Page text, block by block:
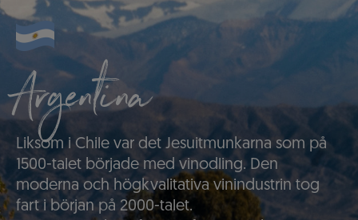
Argentina
Liksom i Chile var det Jesuitmunkarna som på
1500-talet började med vinodling. Den
moderna och högkvalitativa vinindustrin tog
fart i början på 2000-talet.